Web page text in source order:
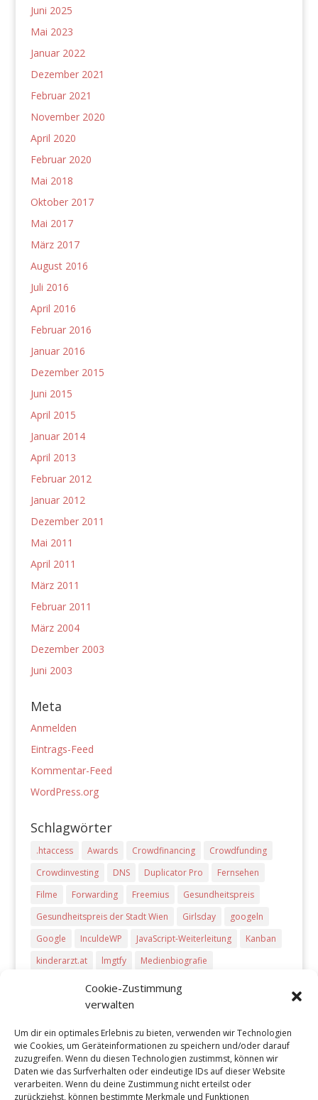
Cookie-Zustimmung
verwalten
Um dir ein optimales Erlebnis zu bieten, verwenden wir Technologien
wie Cookies, um Geräteinformationen zu speichern und/oder darauf
zuzugreifen. Wenn du diesen Technologien zustimmst, können wir
Daten wie das Surfverhalten oder eindeutige IDs auf dieser Website
verarbeiten. Wenn du deine Zustimmung nicht erteilst oder
zurückziehst, können bestimmte Merkmale und Funktionen
Juni 2025
Mai 2023
Januar 2022
Dezember 2021
Februar 2021
November 2020
April 2020
Februar 2020
Mai 2018
Oktober 2017
Mai 2017
März 2017
August 2016
Juli 2016
April 2016
Februar 2016
Januar 2016
Dezember 2015
Juni 2015
April 2015
Januar 2014
April 2013
Februar 2012
Januar 2012
Dezember 2011
Mai 2011
April 2011
März 2011
Februar 2011
März 2004
Dezember 2003
Juni 2003
Meta
Anmelden
Eintrags-Feed
Kommentar-Feed
WordPress.org
Schlagwörter
.htaccess Awards Crowdfinancing
Crowdfunding
Crowdinvesting
DNS Duplicator Pro
Fernsehen
Filme
Forwarding Freemius
Gesundheitspreis
Gesundheitspreis der Stadt Wien
Girlsday
googeln
Google
InculdeWP JavaScript-Weiterleitung
Kanban
kinderarzt.at
lmgtfy
Medienbiografie
meta-refresh Weiterleitung
php-Weiterleitung
Pitch Deck
presentations Producthunt
Radio
Start-ups
Startups Tageszeitungen Trello
TV
Töchtertag
Vova Feldmann wcvie
wcvie 2017
Weiterleitung
WordCamp Vienna 2017